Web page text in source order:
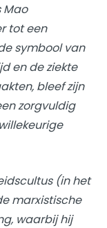
Mao
tot een
symbool van
en de ziekte
bleef zijn
zorgvuldig
(in het
marxistische
waarbij hij